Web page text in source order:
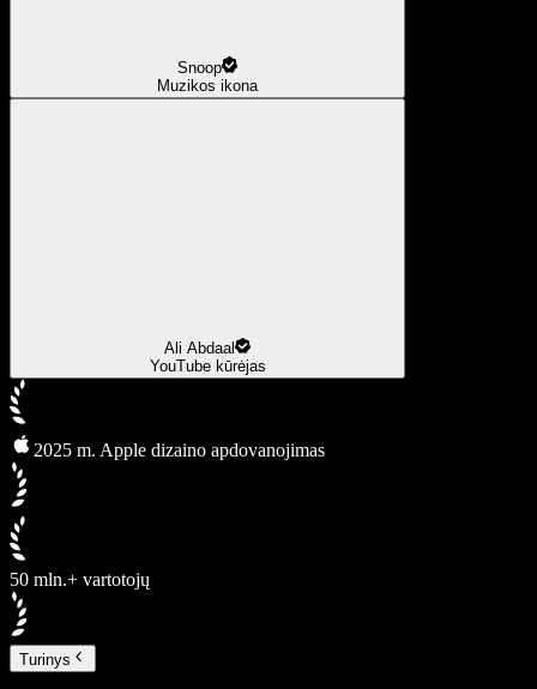
Snoop
Muzikos ikona
Ali Abdaal
YouTube kūrėjas
2025 m. Apple dizaino apdovanojimas
50 mln.+ vartotojų
Turinys